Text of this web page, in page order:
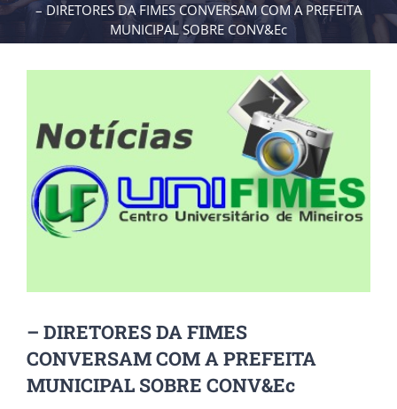
– DIRETORES DA FIMES CONVERSAM COM A PREFEITA
MUNICIPAL SOBRE CONV&Ec
– DIRETORES DA FIMES
CONVERSAM COM A PREFEITA
MUNICIPAL SOBRE CONV&Ec